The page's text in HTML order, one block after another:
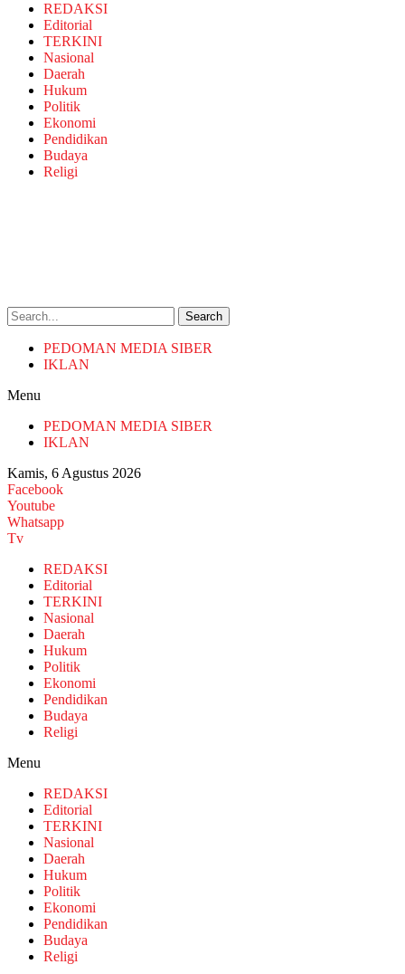
REDAKSI
Editorial
TERKINI
Nasional
Daerah
Hukum
Politik
Ekonomi
Pendidikan
Budaya
Religi
Search
PEDOMAN MEDIA SIBER
IKLAN
Menu
PEDOMAN MEDIA SIBER
IKLAN
Kamis, 6 Agustus 2026
Facebook
Youtube
Whatsapp
Tv
REDAKSI
Editorial
TERKINI
Nasional
Daerah
Hukum
Politik
Ekonomi
Pendidikan
Budaya
Religi
Menu
REDAKSI
Editorial
TERKINI
Nasional
Daerah
Hukum
Politik
Ekonomi
Pendidikan
Budaya
Religi